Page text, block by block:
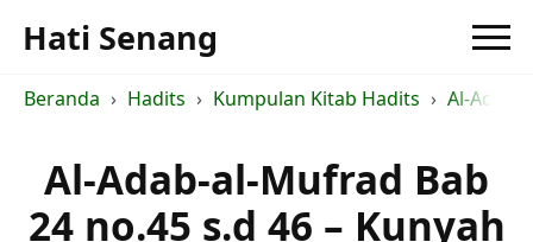
Hati Senang
Beranda Hadits Kumpulan Kitab Hadits Al-Adab-
Al-Adab-al-Mufrad Bab
24 no.45 s.d 46 – Kunyah